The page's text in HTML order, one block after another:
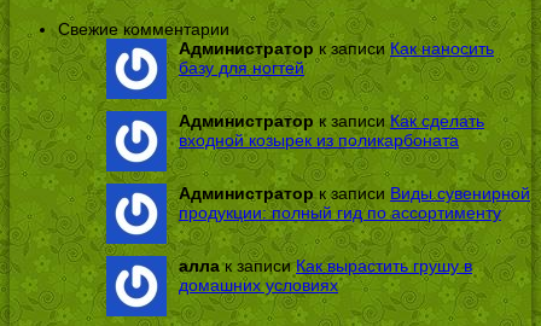
Свежие комментарии
Администратор к записи Как наносить
базу для ногтей
Администратор к записи Как сделать
входной козырек из поликарбоната
Администраторк записи Виды сувенирной
продукции: полный гид по ассортименту
аллак записиКак вырастить грушу в
домашних условиях